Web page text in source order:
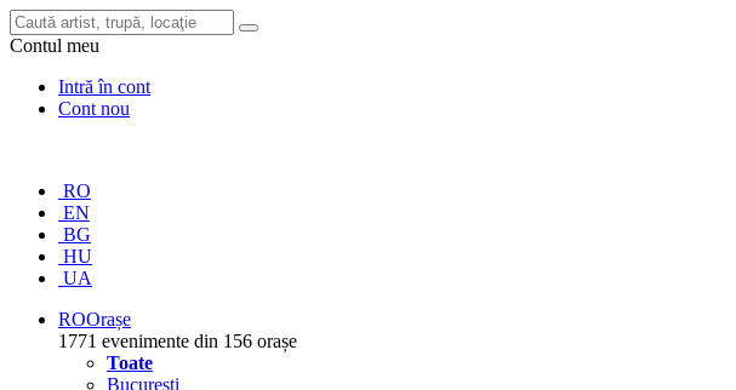
Contul meu
Intră în cont
Cont nou
RO
EN
BG
HU
UA
ROOrașe
1771 evenimente din 156 orașe
Toate
București